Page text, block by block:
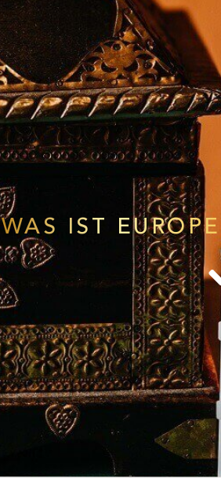
WAS IST